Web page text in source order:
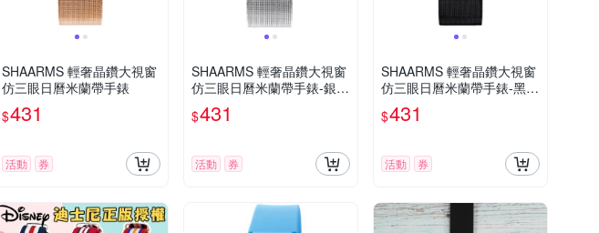
SHAARMS 輕奢晶鑽大視窗
仿三眼日曆米蘭帶手錶
$431
活動 券
SHAARMS 輕奢晶鑽大視窗
仿三眼日曆米蘭帶手錶-銀帶
白面/42mm
$431
活動 券
SHAARMS 輕奢晶鑽大視窗
仿三眼日曆米蘭帶手錶-黑帶
黑面/42mm
$431
活動 券